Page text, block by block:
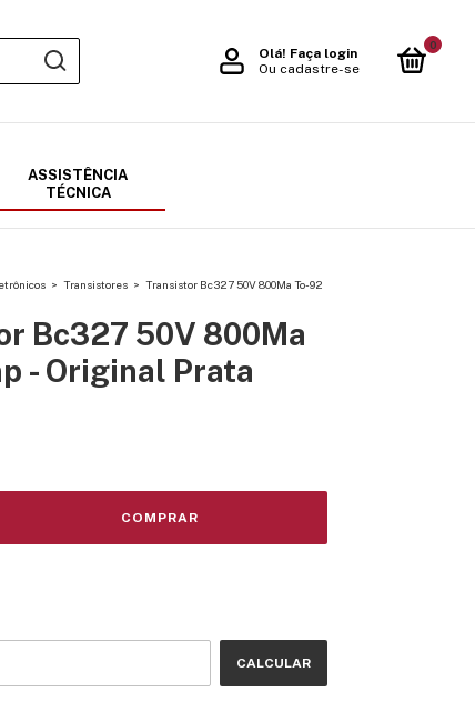
Olá! Faça login
Ou cadastre-se
0
ASSISTÊNCIA
TÉCNICA
> Transistores > Transistor Bc327 50V 800Ma To-92
Bc327 50V 800Ma
- Original Prata
CALCULAR